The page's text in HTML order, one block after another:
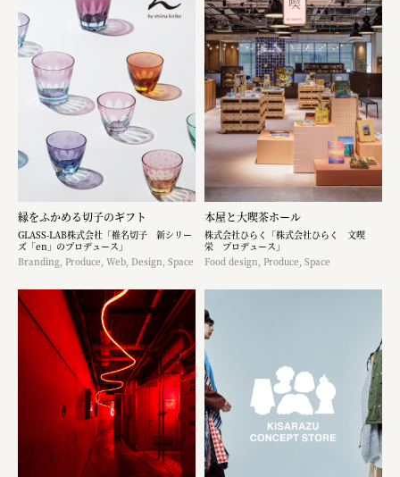
縁をふかめる切子のギフト
GLASS-LAB株式会社「椎名切子 新シリー
ズ「en」のプロデュース」
Branding, Produce, Web, Design, Space
本屋と大喫茶ホール
株式会社ひらく「株式会社ひらく 文喫
栄 プロデュース」
Food design, Produce, Space